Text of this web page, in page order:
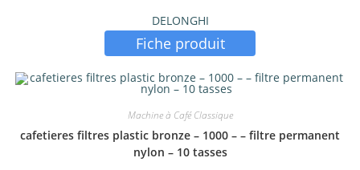
DELONGHI
Fiche produit
Machine à Café Classique
cafetieres filtres plastic bronze – 1000 – – filtre permanent
nylon – 10 tasses